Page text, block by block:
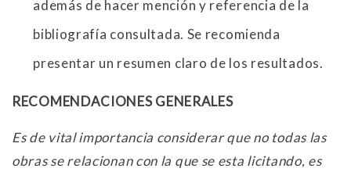
además de hacer mención y referencia de la
bibliografía consultada. Se recomienda
presentar un resumen claro de los resultados.
RECOMENDACIONES GENERALES
Es de vital importancia considerar que no todas las
obras se relacionan con la que se esta licitando, es